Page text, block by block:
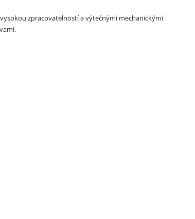
zpracovatelností a výtečnými mechanickými